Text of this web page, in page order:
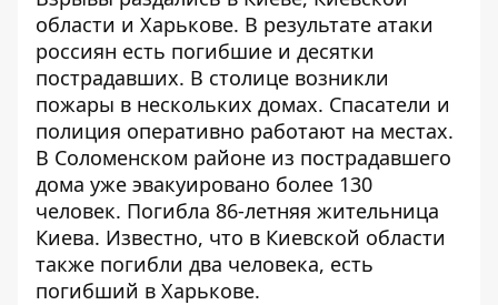
области и Харькове. В результате атаки
россиян есть погибшие и десятки
пострадавших. В столице возникли
пожары в нескольких домах. Спасатели и
полиция оперативно работают на местах.
В Соломенском районе из пострадавшего
дома уже эвакуировано более 130
человек. Погибла 86-летняя жительница
Киева. Известно, что в Киевской области
также погибли два человека, есть
погибший в Харькове.